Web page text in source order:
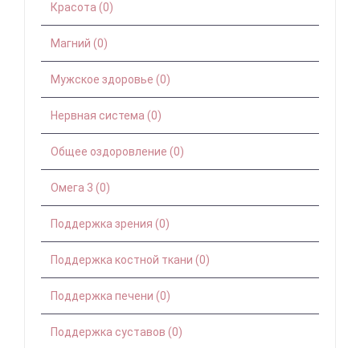
Красота (0)
Магний (0)
Мужское здоровье (0)
Нервная система (0)
Общее оздоровление (0)
Омега 3 (0)
Поддержка зрения (0)
Поддержка костной ткани (0)
Поддержка печени (0)
Поддержка суставов (0)